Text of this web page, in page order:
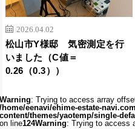
2026.04.02
松山市Y様邸 気密測定を行
いました（C値＝
0.26（0.3））
: Trying to access array
home/eenavi/ehime-estate-
themes/yaotemp/single-
line124Warning: Trying to access